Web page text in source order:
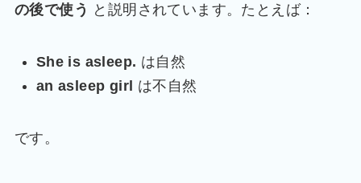
の後で使う と説明されています。たとえば：
She is asleep. は自然
an asleep girl は不自然
です。